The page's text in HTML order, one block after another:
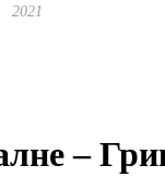
2021
–